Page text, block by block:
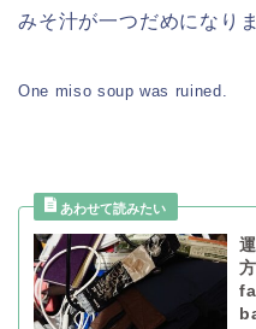
みそ汁が一つだめになり
One miso soup was ruined.